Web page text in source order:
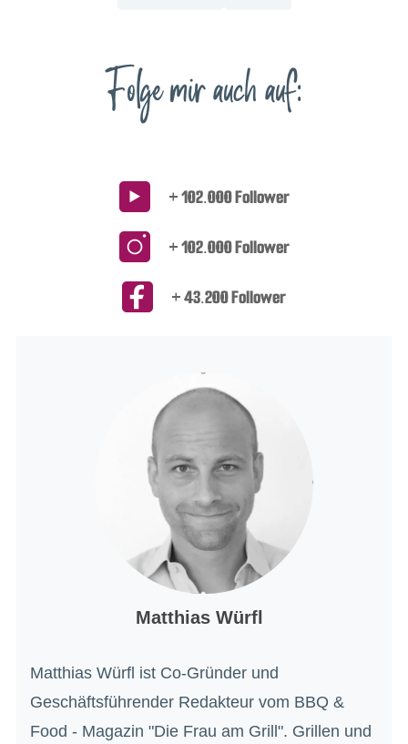
Folge mir auch auf:
+ 102.000 Follower
+ 102.000 Follower
+ 43.200 Follower
Matthias Würfl
Matthias Würfl ist Co-Gründer und
Geschäftsführender Redakteur vom BBQ &
Food - Magazin "Die Frau am Grill". Grillen und